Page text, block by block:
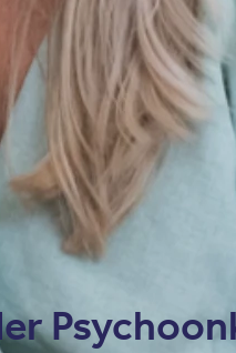
psychischen